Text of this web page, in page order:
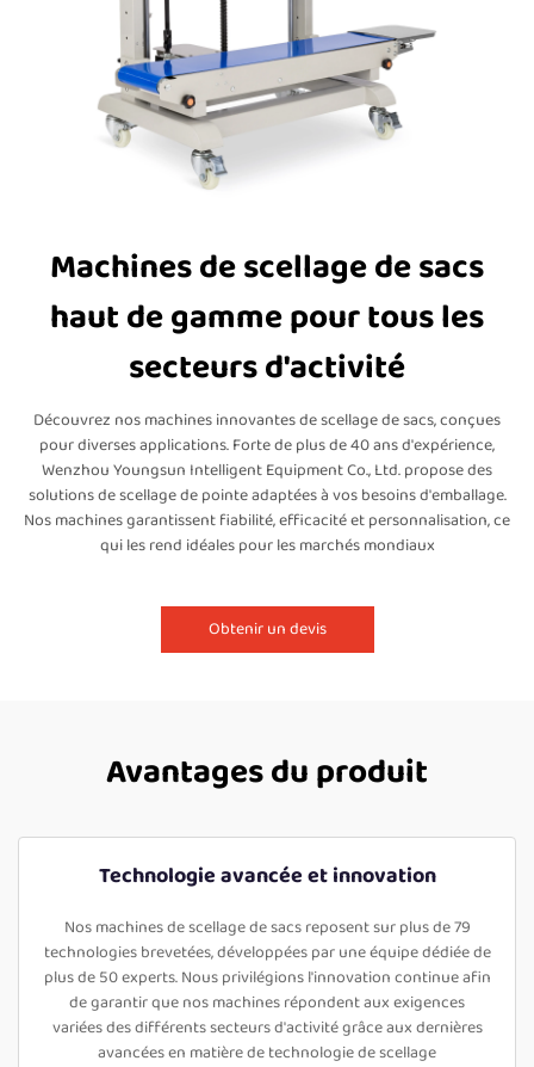
Machines de scellage de sacs
haut de gamme pour tous les
secteurs d'activité
Découvrez nos machines innovantes de scellage de sacs, conçues
pour diverses applications. Forte de plus de 40 ans d'expérience,
Wenzhou Youngsun Intelligent Equipment Co., Ltd. propose des
solutions de scellage de pointe adaptées à vos besoins d'emballage.
Nos machines garantissent fiabilité, efficacité et personnalisation, ce
qui les rend idéales pour les marchés mondiaux
Obtenir un devis
Avantages du produit
Technologie avancée et innovation
Nos machines de scellage de sacs reposent sur plus de 79
technologies brevetées, développées par une équipe dédiée de
plus de 50 experts. Nous privilégions l'innovation continue afin
de garantir que nos machines répondent aux exigences
variées des différents secteurs d'activité grâce aux dernières
avancées en matière de technologie de scellage